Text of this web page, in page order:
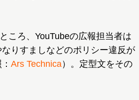
ころ、YouTubeの広報担当者は
りすましなどのポリシー違反が
Ars Technica）。定型文をその